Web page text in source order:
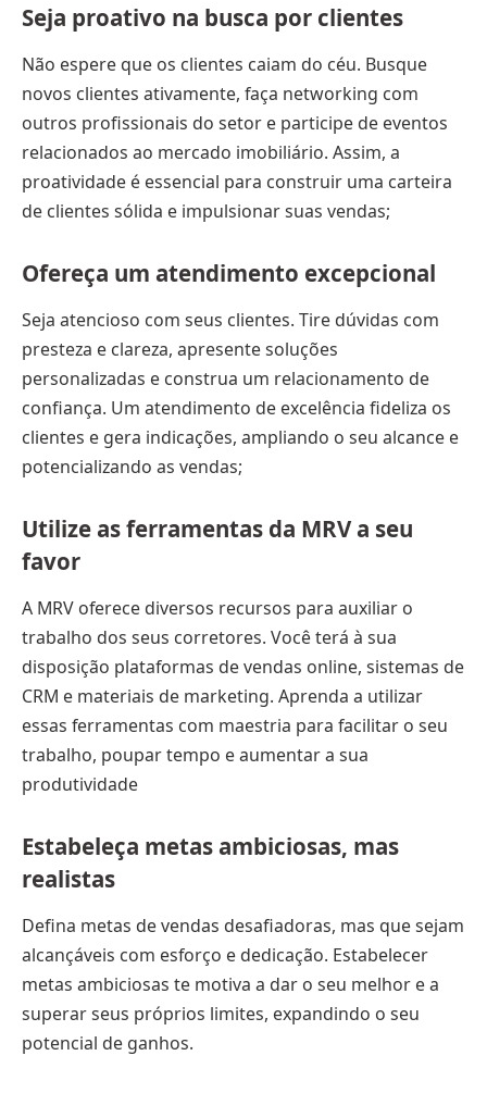
Seja proativo na busca por clientes
Não espere que os clientes caiam do céu. Busque
novos clientes ativamente, faça networking com
outros profissionais do setor e participe de eventos
relacionados ao mercado imobiliário. Assim, a
proatividade é essencial para construir uma carteira
de clientes sólida e impulsionar suas vendas;
Ofereça um atendimento excepcional
Seja atencioso com seus clientes. Tire dúvidas com
presteza e clareza, apresente soluções
personalizadas e construa um relacionamento de
confiança. Um atendimento de excelência fideliza os
clientes e gera indicações, ampliando o seu alcance e
potencializando as vendas;
Utilize as ferramentas da MRV a seu
favor
A MRV oferece diversos recursos para auxiliar o
trabalho dos seus corretores. Você terá à sua
disposição plataformas de vendas online, sistemas de
CRM e materiais de marketing. Aprenda a utilizar
essas ferramentas com maestria para facilitar o seu
trabalho, poupar tempo e aumentar a sua
produtividade
Estabeleça metas ambiciosas, mas
realistas
Defina metas de vendas desafiadoras, mas que sejam
alcançáveis com esforço e dedicação. Estabelecer
metas ambiciosas te motiva a dar o seu melhor e a
superar seus próprios limites, expandindo o seu
potencial de ganhos.